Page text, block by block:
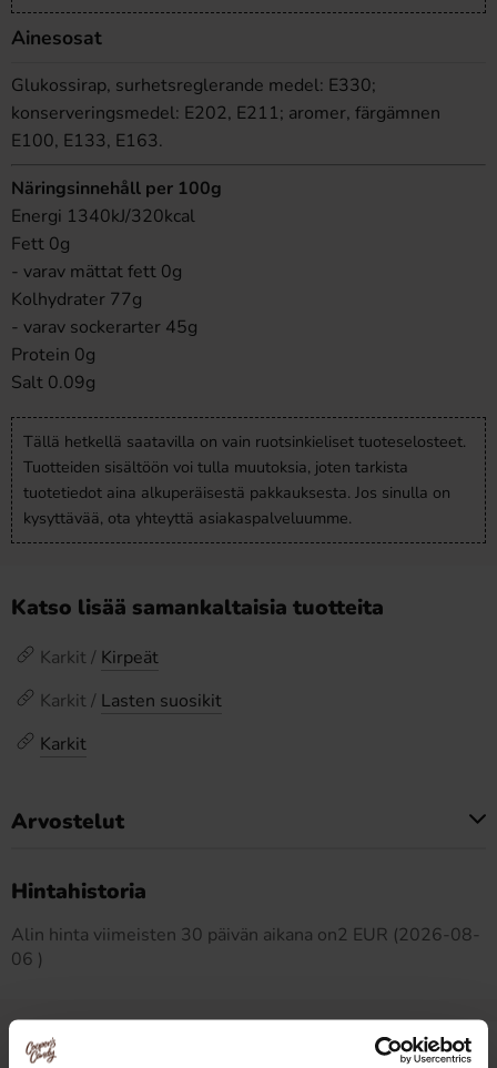
Ainesosat
Glukossirap, surhetsreglerande medel: E330;
konserveringsmedel: E202, E211; aromer, färgämnen
E100, E133, E163.
Näringsinnehåll per 100g
Energi 1340kJ/320kcal
Fett 0g
- varav mättat fett 0g
Kolhydrater 77g
- varav sockerarter 45g
Protein 0g
Salt 0.09g
Tällä hetkellä saatavilla on vain ruotsinkieliset tuoteselosteet.
Tuotteiden sisältöön voi tulla muutoksia, joten tarkista
tuotetiedot aina alkuperäisestä pakkauksesta. Jos sinulla on
kysyttävää, ota yhteyttä asiakaspalveluumme.
Katso lisää samankaltaisia tuotteita
Karkit / Kirpeät
Karkit / Lasten suosikit
Karkit
Arvostelut
Hintahistoria
Alin hinta viimeisten 30 päivän aikana on2 EUR (2026-08-
06 )